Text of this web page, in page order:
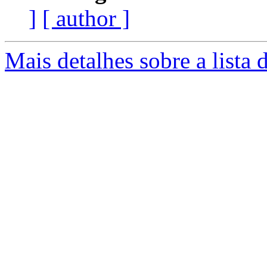
] [ author ]
Mais detalhes sobre a lista